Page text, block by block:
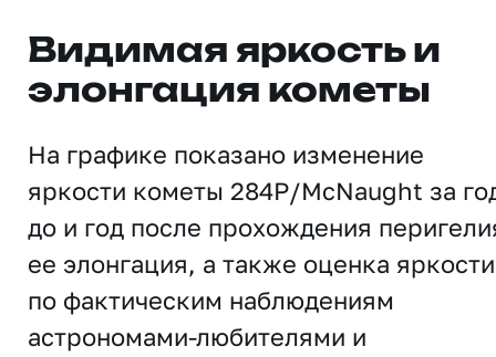
Видимая яркость и
элонгация кометы
На графике показано изменение
яркости кометы 284P/McNaught за
до и год после прохождения
ее элонгация, а также оценка яркости
по фактическим наблюдениям
астрономами-любителями и